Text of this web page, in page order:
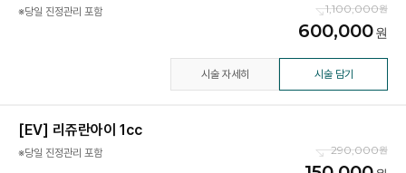
※당일 진정관리 포함 1,100,000
600,000
시술 자세히 시술 담기
[EV] 리쥬란아이 1cc
※당일 진정관리 포함 290,000